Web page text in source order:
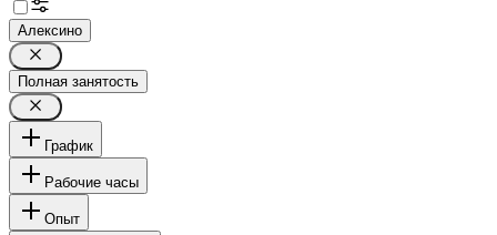
Алексино
Полная занятость
График
Рабочие часы
Опыт